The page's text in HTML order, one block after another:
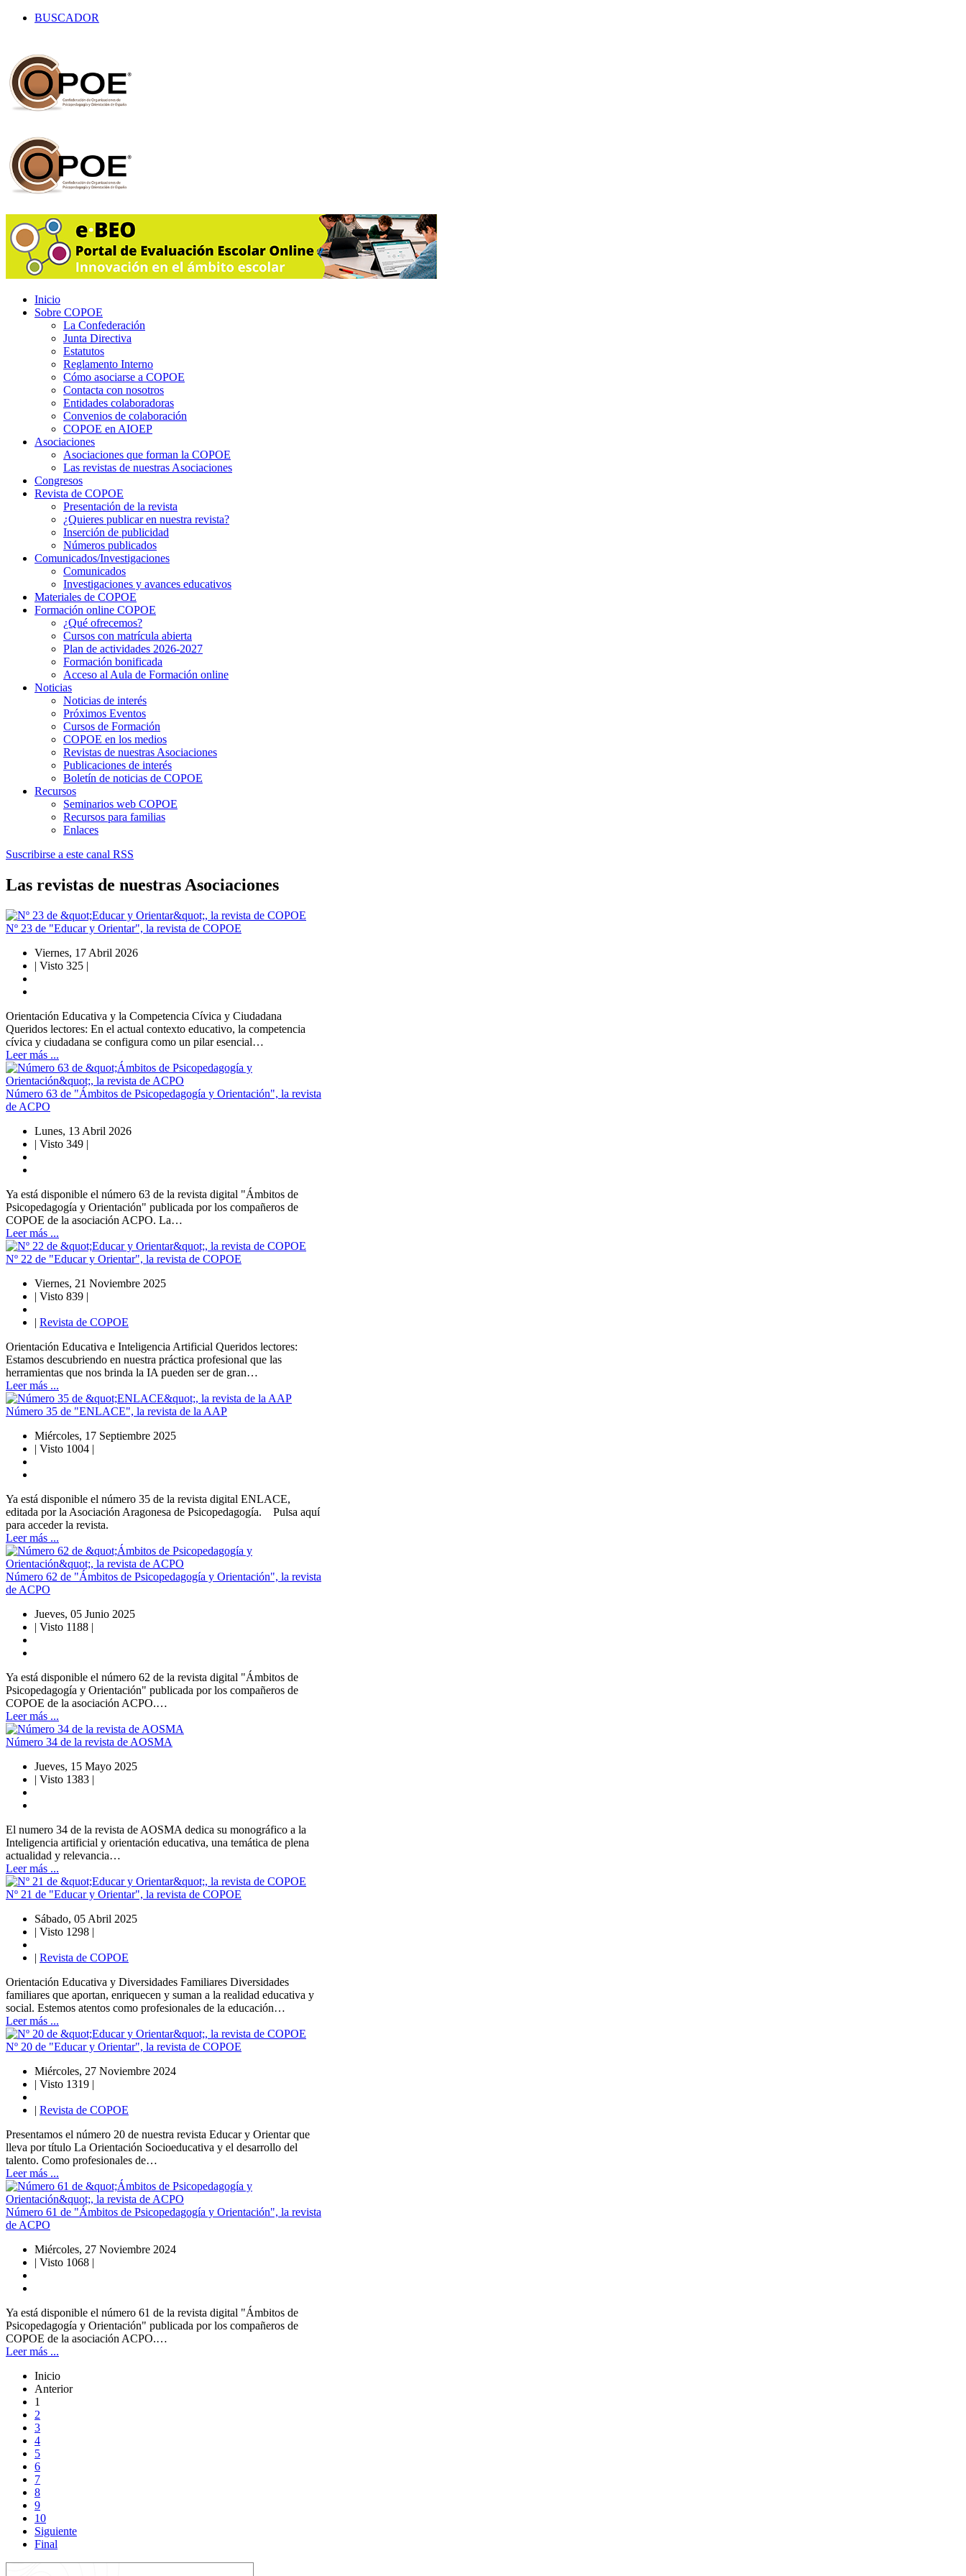
BUSCADOR
Inicio
Sobre COPOE
La Confederación
Junta Directiva
Estatutos
Reglamento Interno
Cómo asociarse a COPOE
Contacta con nosotros
Entidades colaboradoras
Convenios de colaboración
COPOE en AIOEP
Asociaciones
Asociaciones que forman la COPOE
Las revistas de nuestras Asociaciones
Congresos
Revista de COPOE
Presentación de la revista
¿Quieres publicar en nuestra revista?
Inserción de publicidad
Números publicados
Comunicados/Investigaciones
Comunicados
Investigaciones y avances educativos
Materiales de COPOE
Formación online COPOE
¿Qué ofrecemos?
Cursos con matrícula abierta
Plan de actividades 2026-2027
Formación bonificada
Acceso al Aula de Formación online
Noticias
Noticias de interés
Próximos Eventos
Cursos de Formación
COPOE en los medios
Revistas de nuestras Asociaciones
Publicaciones de interés
Boletín de noticias de COPOE
Recursos
Seminarios web COPOE
Recursos para familias
Enlaces
Suscribirse a este canal RSS
Las revistas de nuestras Asociaciones
Nº 23 de "Educar y Orientar", la revista de COPOE
Viernes, 17 Abril 2026
| Visto 325 |
Orientación Educativa y la Competencia Cívica y Ciudadana
Queridos lectores: En el actual contexto educativo, la competencia
cívica y ciudadana se configura como un pilar esencial…
Leer más ...
Número 63 de "Ámbitos de Psicopedagogía y Orientación", la revista
de ACPO
Lunes, 13 Abril 2026
| Visto 349 |
Ya está disponible el número 63 de la revista digital "Ámbitos de
Psicopedagogía y Orientación" publicada por los compañeros de
COPOE de la asociación ACPO. La…
Leer más ...
Nº 22 de "Educar y Orientar", la revista de COPOE
Viernes, 21 Noviembre 2025
| Visto 839 |
| Revista de COPOE
Orientación Educativa e Inteligencia Artificial Queridos lectores:
Estamos descubriendo en nuestra práctica profesional que las
herramientas que nos brinda la IA pueden ser de gran…
Leer más ...
Número 35 de "ENLACE", la revista de la AAP
Miércoles, 17 Septiembre 2025
| Visto 1004 |
Ya está disponible el número 35 de la revista digital ENLACE,
editada por la Asociación Aragonesa de Psicopedagogía. Pulsa aquí
para acceder la revista.
Leer más ...
Número 62 de "Ámbitos de Psicopedagogía y Orientación", la revista
de ACPO
Jueves, 05 Junio 2025
| Visto 1188 |
Ya está disponible el número 62 de la revista digital "Ámbitos de
Psicopedagogía y Orientación" publicada por los compañeros de
COPOE de la asociación ACPO.…
Leer más ...
Número 34 de la revista de AOSMA
Jueves, 15 Mayo 2025
| Visto 1383 |
El numero 34 de la revista de AOSMA dedica su monográfico a la
Inteligencia artificial y orientación educativa, una temática de plena
actualidad y relevancia…
Leer más ...
Nº 21 de "Educar y Orientar", la revista de COPOE
Sábado, 05 Abril 2025
| Visto 1298 |
| Revista de COPOE
Orientación Educativa y Diversidades Familiares Diversidades
familiares que aportan, enriquecen y suman a la realidad educativa y
social. Estemos atentos como profesionales de la educación…
Leer más ...
Nº 20 de "Educar y Orientar", la revista de COPOE
Miércoles, 27 Noviembre 2024
| Visto 1319 |
| Revista de COPOE
Presentamos el número 20 de nuestra revista Educar y Orientar que
lleva por título La Orientación Socioeducativa y el desarrollo del
talento. Como profesionales de…
Leer más ...
Número 61 de "Ámbitos de Psicopedagogía y Orientación", la revista
de ACPO
Miércoles, 27 Noviembre 2024
| Visto 1068 |
Ya está disponible el número 61 de la revista digital "Ámbitos de
Psicopedagogía y Orientación" publicada por los compañeros de
COPOE de la asociación ACPO.…
Leer más ...
Inicio
Anterior
1
2
3
4
5
6
7
8
9
10
Siguiente
Final